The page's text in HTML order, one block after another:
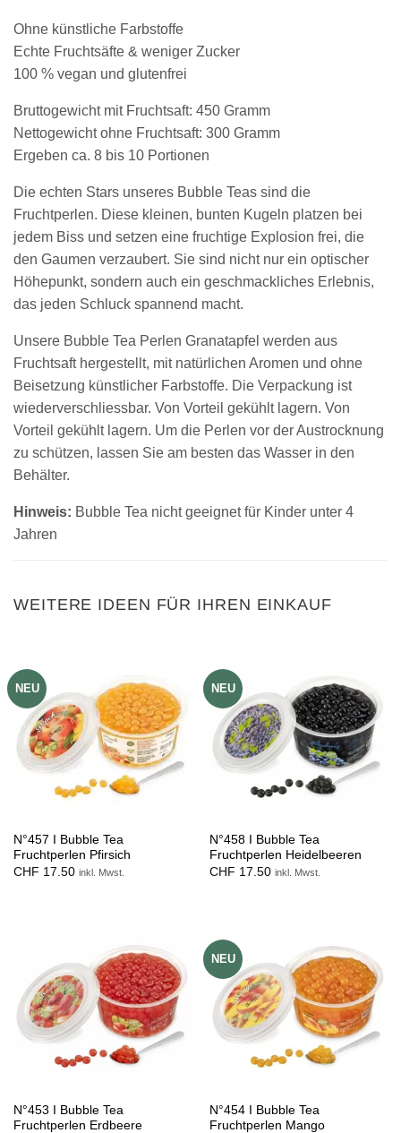
Ohne künstliche Farbstoffe
Echte Fruchtsäfte & weniger Zucker
100 % vegan und glutenfrei
Bruttogewicht mit Fruchtsaft: 450 Gramm
Nettogewicht ohne Fruchtsaft: 300 Gramm
Ergeben ca. 8 bis 10 Portionen
Die echten Stars unseres Bubble Teas sind die
Fruchtperlen. Diese kleinen, bunten Kugeln platzen bei
jedem Biss und setzen eine fruchtige Explosion frei, die
den Gaumen verzaubert. Sie sind nicht nur ein optischer
Höhepunkt, sondern auch ein geschmackliches Erlebnis,
das jeden Schluck spannend macht.
Unsere Bubble Tea Perlen Granatapfel werden aus
Fruchtsaft hergestellt, mit natürlichen Aromen und ohne
Beisetzung künstlicher Farbstoffe. Die Verpackung ist
wiederverschliessbar. Von Vorteil gekühlt lagern. Von
Vorteil gekühlt lagern. Um die Perlen vor der Austrocknung
zu schützen, lassen Sie am besten das Wasser in den
Behälter.
Hinweis: Bubble Tea nicht geeignet für Kinder unter 4
Jahren
WEITERE IDEEN FÜR IHREN EINKAUF
NEU
N°457 I Bubble Tea
Fruchtperlen Pfirsich
CHF 17.50 inkl. Mwst.
NEU
N°458 I Bubble Tea
Fruchtperlen Heidelbeeren
CHF 17.50 inkl. Mwst.
N°453 I Bubble Tea
Fruchtperlen Erdbeere
NEU
N°454 I Bubble Tea
Fruchtperlen Mango